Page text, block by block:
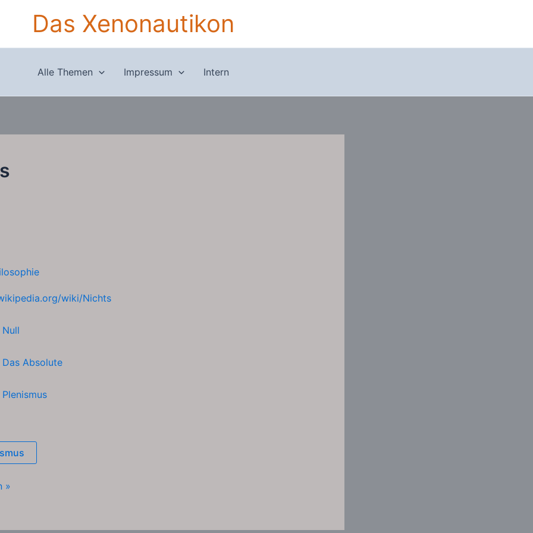
Das Xenonautikon
Alle Themen Impressum Intern
wiki/Nichts
Null
Das Absolute
Plenismus
»